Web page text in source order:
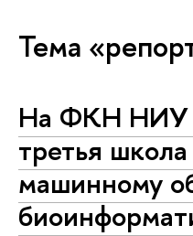
Тема
На ФКН НИУ
третья
машинному